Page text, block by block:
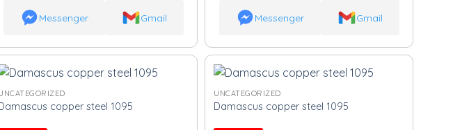
Messenger Gmail Messenger Gmail
copper steel 1095
UNCATEGORIZED
Damascus copper steel 1095